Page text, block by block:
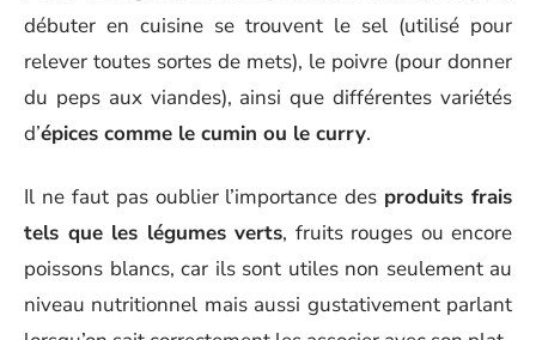
débuter en cuisine se trouvent le sel (utilisé pour
relever toutes sortes de mets), le poivre (pour donner
du peps aux viandes), ainsi que différentes variétés
d’épices comme le cumin ou le curry.
Il ne faut pas oublier l’importance des produits frais
tels que les légumes verts, fruits rouges ou encore
poissons blancs, car ils sont utiles non seulement au
niveau nutritionnel mais aussi gustativement parlant